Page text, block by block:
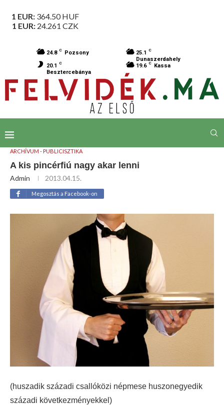
1 EUR: 364.50HUF
1 EUR: 24.261 CZK
24.8 C Pozsony 25.1 C
Dunaszerdahely
20.1 C
Besztercebánya
19.6 C Kassa
ARCHÍVUM - PUBLICISZTIKA
A kis pincérfiú nagy akar lenni
Admin 2013.04.15.
Megosztás a Facebook-on
(huszadik századi csallóközi népmese huszonegyedik
századi következményekkel)